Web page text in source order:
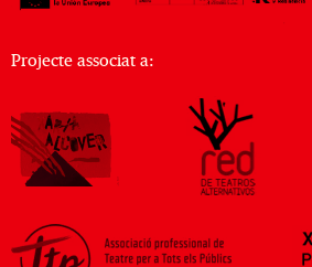
Projecte associat a: